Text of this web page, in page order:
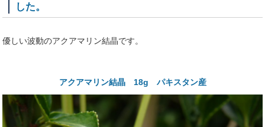
した。
優しい波動のアクアマリン結晶です。
アクアマリン結晶 18g パキスタン産